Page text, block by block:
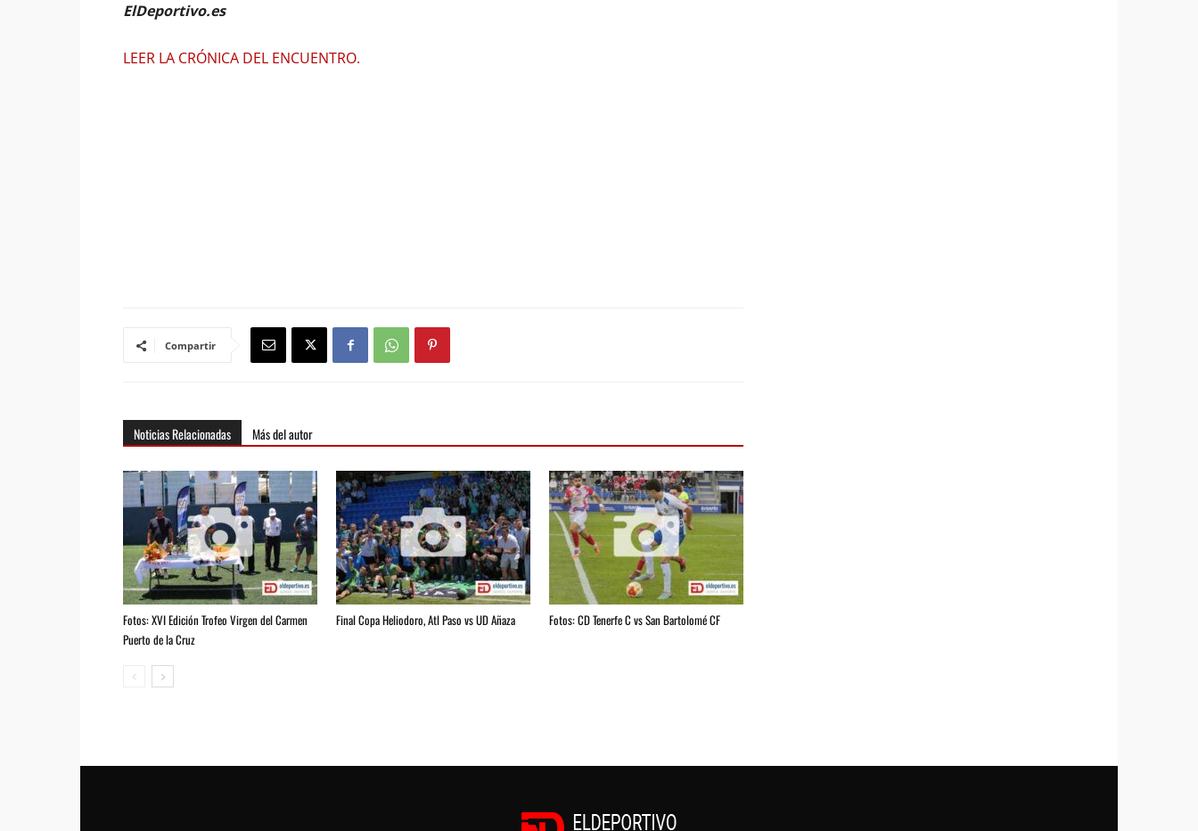
ElDeportivo.es
LEER LA CRÓNICA DEL ENCUENTRO.
Compartir
Noticias Relacionadas Más del autor
Fotos: XVI Edición Trofeo Virgen del Carmen
Puerto de la Cruz
Final Copa Heliodoro, Atl Paso vs UD Añaza Fotos: CD Tenerfe C vs San Bartolomé CF